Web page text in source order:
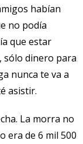
habían
no podía
que estar
sólo dinero para
nunca te va a
asistir.
La morra no
era de 6 mil 500